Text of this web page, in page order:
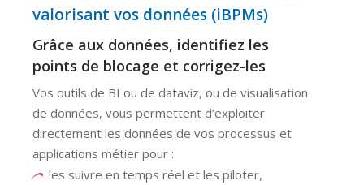
valorisant vos données (iBPMs)
Grâce aux données, identifiez les
points de blocage et corrigez-les
Vos outils de BI ou de dataviz, ou de visualisation
de données, vous permettent d’exploiter
directement les données de vos processus et
applications métier pour :
les suivre en temps réel et les piloter,